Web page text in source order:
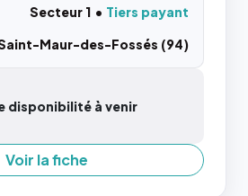
Secteur 1
Tiers payant
Maur-des-Fossés (94)
disponibilité à venir
Voir la fiche